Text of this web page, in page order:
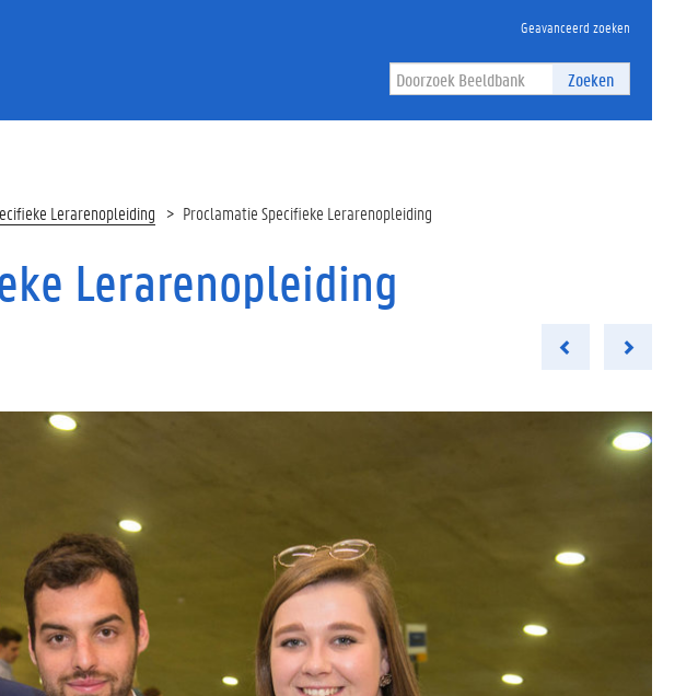
Geavanceerd zoeken
Zoeken
Lerarenopleiding Proclamatie Specifieke Lerarenopleiding
Lerarenopleiding